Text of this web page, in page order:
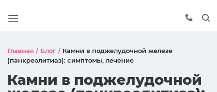
Главная / Блог / Камни в поджелудочной железе
(панкреолитиаз): симптомы, лечение
Камни в поджелудочной